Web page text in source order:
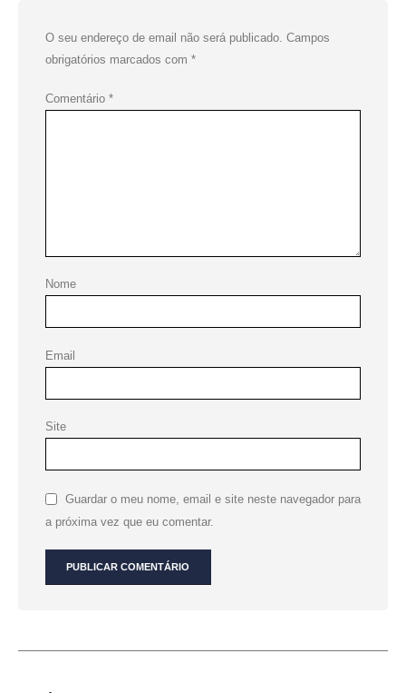
O seu endereço de email não será publicado. Campos
obrigatórios marcados com *
Comentário *
Nome
Email
Site
Guardar o meu nome, email e site neste navegador para
a próxima vez que eu comentar.